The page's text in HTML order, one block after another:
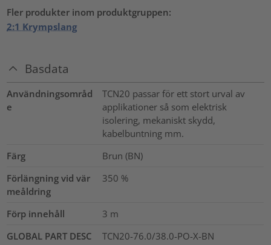
Fler produkter inom produktgruppen:
2:1 Krympslang
Basdata
Användningsområd
e
TCN20 passar för ett stort urval av
applikationer så som elektrisk
isolering, mekaniskt skydd,
kabelbuntning mm.
Färg
Brun (BN)
Förlängning vid vär
meåldring
350 %
Förp innehåll 3 m
GLOBAL PART DESC
TCN20-76.0/38.0-PO-X-BN